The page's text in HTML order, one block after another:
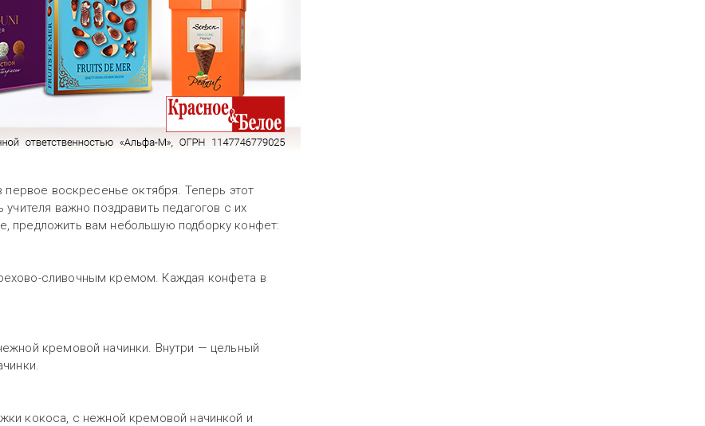
первое воскресенье октября. Теперь этот
важно поздравить педагогов с их
вам небольшую подборку конфет:
сливочным кремом. Каждая конфета в
кремовой начинки. Внутри — цельный
кокоса, с нежной кремовой начинкой и